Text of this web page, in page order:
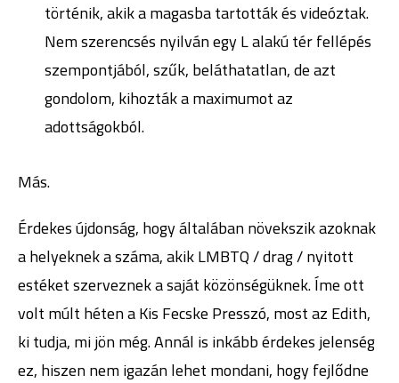
történik, akik a magasba tartották és videóztak.
Nem szerencsés nyilván egy L alakú tér fellépés
szempontjából, szűk, beláthatatlan, de azt
gondolom, kihozták a maximumot az
adottságokból.
Más.
Érdekes újdonság, hogy általában növekszik azoknak
a helyeknek a száma, akik LMBTQ / drag / nyitott
estéket szerveznek a saját közönségüknek. Íme ott
volt múlt héten a Kis Fecske Presszó, most az Edith,
ki tudja, mi jön még. Annál is inkább érdekes jelenség
ez, hiszen nem igazán lehet mondani, hogy fejlődne